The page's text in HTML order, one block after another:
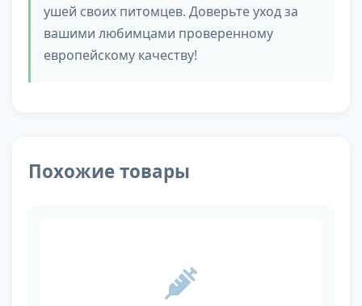
ушей своих питомцев. Доверьте уход за
вашими любимцами проверенному
европейскому качеству!
Похожие товары